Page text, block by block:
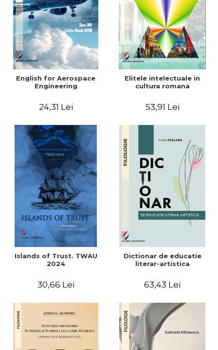
English for Aerospace
Engineering
24,31 Lei
Elitele intelectuale in
cultura romana
53,91 Lei
Islands of Trust. TWAU
2024
30,66 Lei
Dictionar de educatie
literar-artistica
63,43 Lei